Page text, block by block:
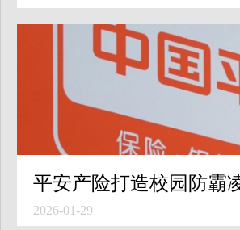
2026-01-29